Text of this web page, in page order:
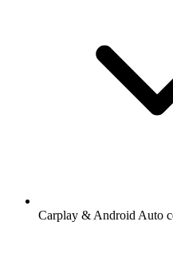
Carplay & Android Auto